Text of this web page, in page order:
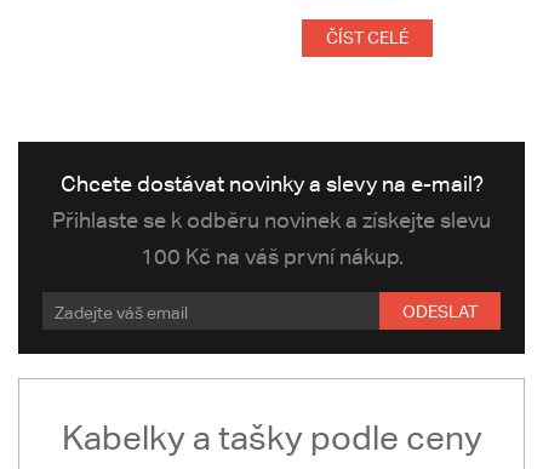
ČÍST CELÉ
Chcete dostávat novinky a slevy na e-mail?
Přihlaste se k odběru novinek a získejte slevu
100 Kč na váš první nákup.
ODESLAT
Kabelky a tašky podle ceny